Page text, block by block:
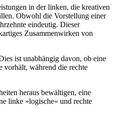
in der linken, die kreativen
Obwohl die Vorstellung einer
eindeutig. Dieser
Zusammenwirken von
ist unabhängig davon, ob eine
vorhält, während die rechte
heraus bewältigen, eine
linke »logische« und rechte